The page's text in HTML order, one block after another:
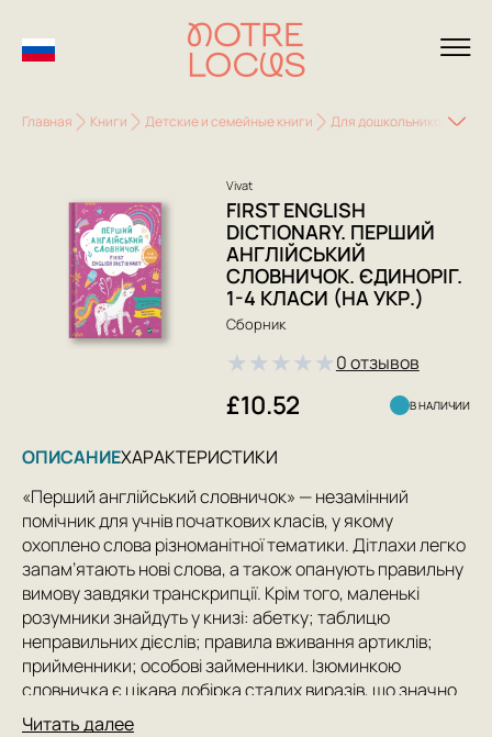
Главная Книги Детские и семейные книги Для дошкольников (3-6
Vivat
FIRST ENGLISH
DICTIONARY. ПЕРШИЙ
АНГЛІЙСЬКИЙ
СЛОВНИЧОК. ЄДИНОРІГ.
1-4 КЛАСИ (НА УКР.)
Сборник
★★★★★0 отзывов
£10.52 В НАЛИЧИИ
ОПИСАНИЕХАРАКТЕРИСТИКИ
«Перший англійський словничок» — незамінний
помічник для учнів початкових класів, у якому
охоплено слова різноманітної тематики. Дітлахи легко
запам’ятають нові слова, а також опанують правильну
вимову завдяки транскрипції. Крім того, маленькі
розумники знайдуть у книзі: абетку; таблицю
неправильних дієслів; правила вживання артиклів;
прийменники; особові займенники. Ізюминкою
словничка є цікава добірка сталих виразів, що значно
збагатять мовну практику учнів.
Читать далее